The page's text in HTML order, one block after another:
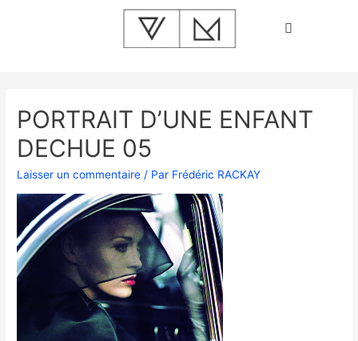
PORTRAIT D’UNE ENFANT
DECHUE 05
Laisser un commentaire / Par Frédéric RACKAY